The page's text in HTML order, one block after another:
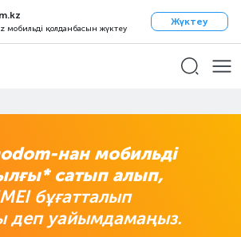
мобильді қолданбасын жүктеу
Жүктеу
нан мобильді
сатып алып,
бұғатталып
деп уайымдамаңыз.